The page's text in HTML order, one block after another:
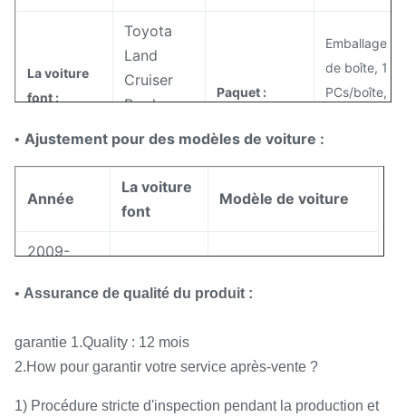
La voiture
font :
Toyota
Land
Cruiser
Prado
Lexus
Paquet :
Emballage
de boîte, 1
PCs/boîte,
OEM non :
48080-
35011
Échantillons
Disponible.
Droite
Méthodes de
T/T, Western
caoutchouc
Le
caoutchouc
expédition :
• Ajustement pour des modèles de voiture :
Année
La voiture
font
Modèle de voiture
2009-
2012
2009-
2012
• Assurance de qualité du produit :
garantie 1.Quality : 12 mois
2.How pour garantir votre service après-vente ?
1) Procédure stricte d'inspection pendant la production et